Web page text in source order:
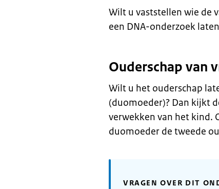
Wilt u vaststellen wie de
een DNA-onderzoek
Ouderschap van
Wilt u het ouderschap
(duomoeder)? Dan kijkt
verwekken van het kind.
duomoeder de tweede
VRAGEN OVER DIT